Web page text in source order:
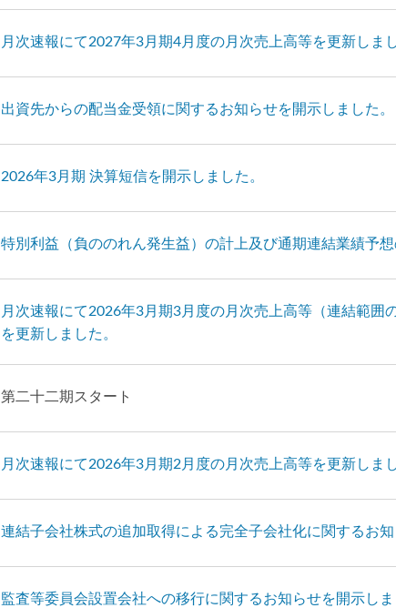
月次速報にて2027年3月期4月度の月次売上高等を更新しまし
出資先からの配当金受領に関するお知らせを開示しました。
2026年3月期 決算短信を開示しました。
特別利益（負ののれん発生益）の計上及び通期連結業績予
月次速報にて2026年3月期3月度の月次売上高等 （連結範囲
を更新しました。
第二十二期スタート
月次速報にて2026年3月期2月度の月次売上高等を更新しまし
連結子会社株式の追加取得による完全子会社化に関するお知
監査等委員会設置会社への移行に関するお知らせを開示しま